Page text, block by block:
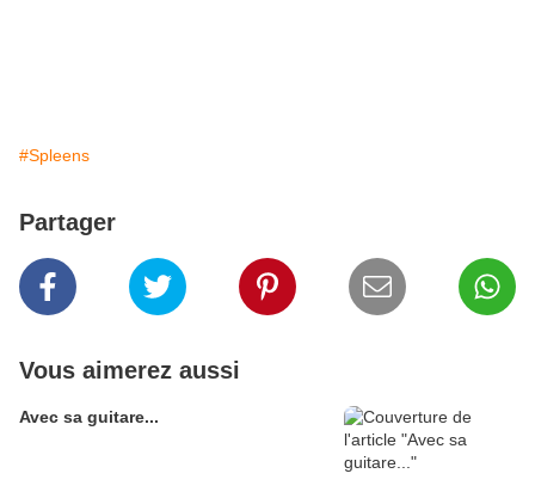
#Spleens
Partager
Vous aimerez aussi
Avec sa guitare...